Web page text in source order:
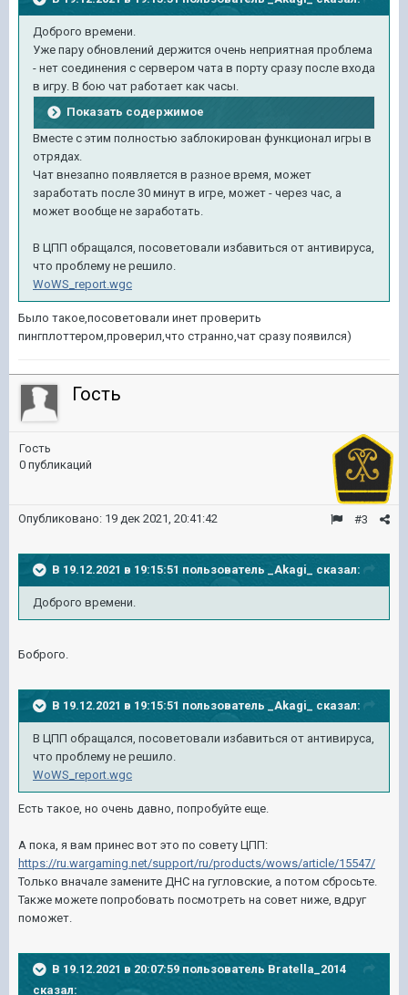
Доброго времени.
Уже пару обновлений держится очень неприятная проблема
- нет соединения с сервером чата в порту сразу после входа
в игру. В бою чат работает как часы.
Показать содержимое
Вместе с этим полностью заблокирован функционал игры в
отрядах.
Чат внезапно появляется в разное время, может
заработать после 30 минут в игре, может - через час, а
может вообще не заработать.
В ЦПП обращался, посоветовали избавиться от антивируса,
что проблему не решило.
WoWS_report.wgc
Было такое,посоветовали инет проверить
пингплоттером,проверил,что странно,чат сразу появился)
Гость
Гость
0 публикаций
#3
Опубликовано: 19 дек 2021, 20:41:42
В 19.12.2021 в 19:15:51 пользователь _Akagi_ сказал:
Доброго времени.
Боброго.
В 19.12.2021 в 19:15:51 пользователь _Akagi_ сказал:
В ЦПП обращался, посоветовали избавиться от антивируса,
что проблему не решило.
WoWS_report.wgc
Есть такое, но очень давно, попробуйте еще.
А пока, я вам принес вот это по совету ЦПП:
https://ru.wargaming.net/support/ru/products/wows/article/15547/
Только вначале замените ДНС на гугловские, а потом сбросьте.
Также можете попробовать посмотреть на совет ниже, вдруг
поможет.
В 19.12.2021 в 20:07:59 пользователь Bratella_2014
сказал: